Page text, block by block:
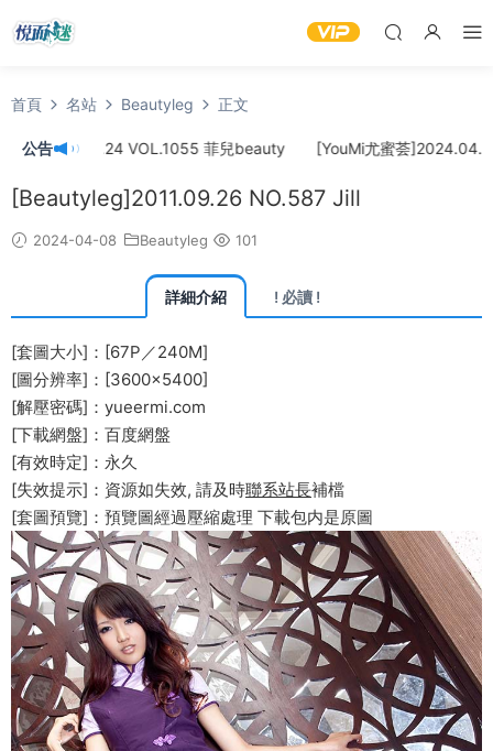
首頁 名站 Beautyleg 正文
公告
]2024.04.24 VOL.1055 菲兒beauty [YouMi尤蜜荟]2024.04.22
[Beautyleg]2011.09.26 NO.587 Jill
2024-04-08 Beautyleg 101
詳細介紹 ! 必讀 !
[套圖大小]：[67P／240M]
[圖分辨率]：[3600×5400]
[解壓密碼]：yueermi.com
[下載網盤]：百度網盤
[有效時定]：永久
[失效提示]：資源如失效, 請及時聯系站長補檔
[套圖預覽]：預覽圖經過壓縮處理 下載包内是原圖